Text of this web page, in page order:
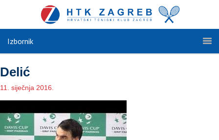
Izbornik
Delić
11. siječnja 2016.